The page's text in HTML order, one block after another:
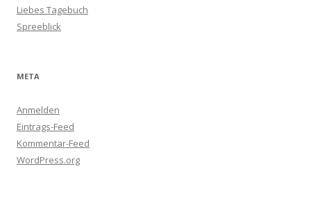
Liebes Tagebuch
Spreeblick
META
Anmelden
Eintrags-Feed
Kommentar-Feed
WordPress.org